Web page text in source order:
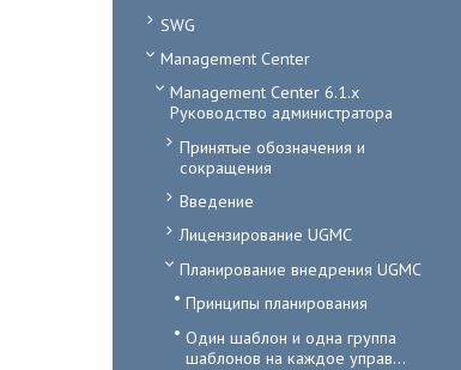
SWG
Management Center
Management Center 6.1.x
Руководство администратора
Принятые обозначения и
сокращения
Введение
Лицензирование UGMC
Планирование внедрения UGMC
Принципы планирования
Один шаблон и одна группа
шаблонов на каждое управ...